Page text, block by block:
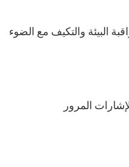
البيئة والتكيف مع الضوء
المرور